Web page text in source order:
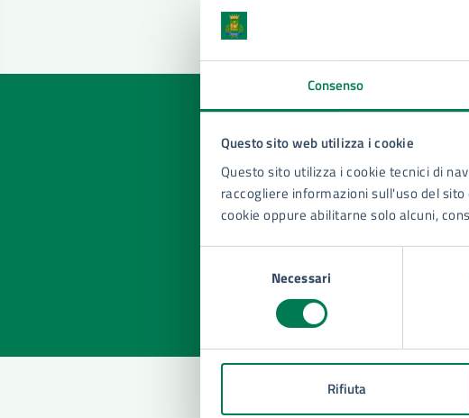
Consenso
Questo sito web utilizza i cookie
Questo sito utilizza i cookie tecnici di
raccogliere informazioni sull'uso del
cookie oppure abilitarne solo alcuni,
Necessari
Rifiuta
Quanto
pagina?
Valuta la chiarezza
Seleziona il
Valuta
Valuta 2
Valuta 1 stelle